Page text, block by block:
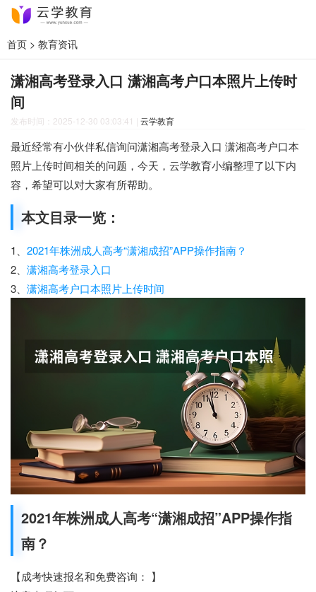
首页 > 教育资讯
潇湘高考登录入口 潇湘高考户口本照片上传时
间
发布时间：2025-12-30 03:03:41 | 云学教育
最近经常有小伙伴私信询问潇湘高考登录入口 潇湘高考户口本
照片上传时间相关的问题，今天，云学教育小编整理了以下内
容，希望可以对大家有所帮助。
本文目录一览：
1、 2021年株洲成人高考“潇湘成招”APP操作指南？
2、 潇湘高考登录入口
3、 潇湘高考户口本照片上传时间
2021年株洲成人高考“潇湘成招”APP操作指
南？
【成考快速报名和免费咨询： 】